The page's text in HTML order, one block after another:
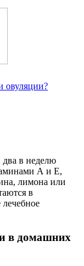
овуляции?
два в неделю
А и Е,
лимона или
в
в домашних